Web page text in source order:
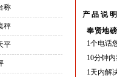
称
秤
平
产 品 说 明
奉贤地
1个电话
10分钟
1天内解